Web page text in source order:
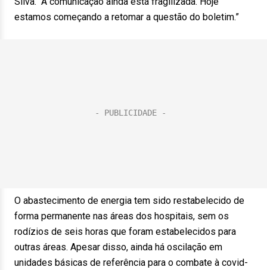
estamos começando a retomar a questão do boletim.”
O abastecimento de energia tem sido restabelecido de
forma permanente nas áreas dos hospitais, sem os
rodízios de seis horas que foram estabelecidos para
outras áreas. Apesar disso, ainda há oscilação em
unidades básicas de referência para o combate à covid-